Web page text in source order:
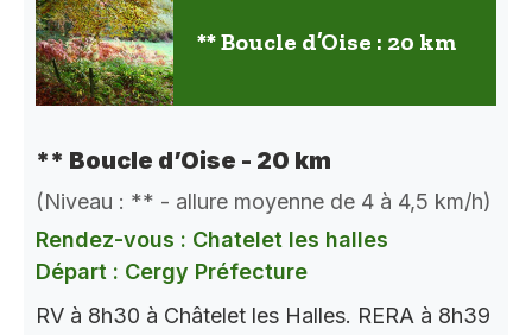
** Boucle d’Oise : 20 km
** Boucle d’Oise - 20 km
(Niveau : ** - allure moyenne de 4 à 4,5 km/h)
Rendez-vous : Chatelet les halles
Départ : Cergy Préfecture
RV à 8h30 à Châtelet les Halles. RERA à 8h39